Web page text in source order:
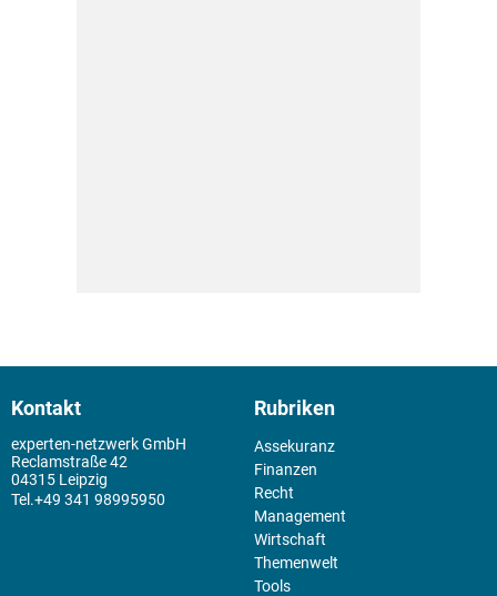
Kontakt
experten-netzwerk GmbH
Reclamstraße 42
04315 Leipzig
+49 341 98995950
Rubriken
Assekuranz
Finanzen
Recht
Management
Wirtschaft
Themenwelt
Tools